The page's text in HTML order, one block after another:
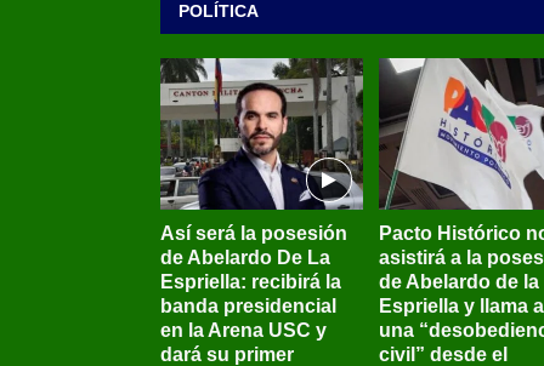
POLÍTICA
Así será la posesión
de Abelardo De La
Espriella: recibirá la
banda presidencial
en la Arena USC y
dará su primer
Pacto Histórico
asistirá a la
de Abelardo de la
Espriella y llama a
una
civil” desde el